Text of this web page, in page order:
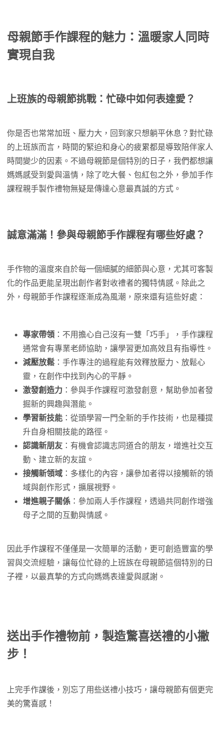
母親節手作課程的魅力：溫暖家人同時
實現自我
上班族的母親節挑戰：忙碌中如何表達愛？
你是否也常常加班、壓力大，回到家只想躺平休息？對忙碌
的上班族而言，時間的緊迫和身心的疲累都是導致陪伴家人
時間變少的因素。不過母親節是個特別的日子，我們都想讓
媽媽感受到愛與溫情，除了吃大餐、包紅包之外，參加手作
課程親手製作禮物無疑是傳達心意最真誠的方式。
誠意滿滿！參與母親節手作課程有哪些好處？
手作物的溫度來自於每一個細膩的細節與心意，尤其可客製
化的作品更能呈現出創作者對收禮者的獨特情感。除此之
外，母親節手作課程逐漸成為風潮，原來還有這些好處：
專家帶領 ：不用擔心自己沒有一雙「巧手」，手作課程
通常會有專業老師協助，讓學習更加高效且有指導性。
減壓放鬆 ：手作專注的過程能有效釋放壓力、放鬆心
靈，在創作中找到內心的平靜。
激發創造力 ：參與手作課程可激發創意，幫助參加者發
掘新的興趣與潛能。
學習新技能 ：從頭學習一門全新的手作技術，也是種提
升自身相關技能的路徑。
認識新朋友 ：有機會認識志同道合的朋友，增進社交互
動、建立新的友誼。
接觸新領域 ：多樣化的內容，讓參加者得以接觸新的領
域與創作形式，擴展視野。
增進親子關係 ：參加兩人手作課程，透過共同創作增強
母子之間的互動與情感。
因此手作課程不僅僅是一次簡單的活動，更可創造豐富的學
習與交流經驗，讓每位忙碌的上班族在母親節這個特別的日
子裡，以最真摯的方式向媽媽表達愛與感謝。
送出手作禮物前，製造驚喜送禮的小撇
步！
上完手作課後，別忘了用些送禮小技巧，讓母親節有個更完
美的驚喜感！